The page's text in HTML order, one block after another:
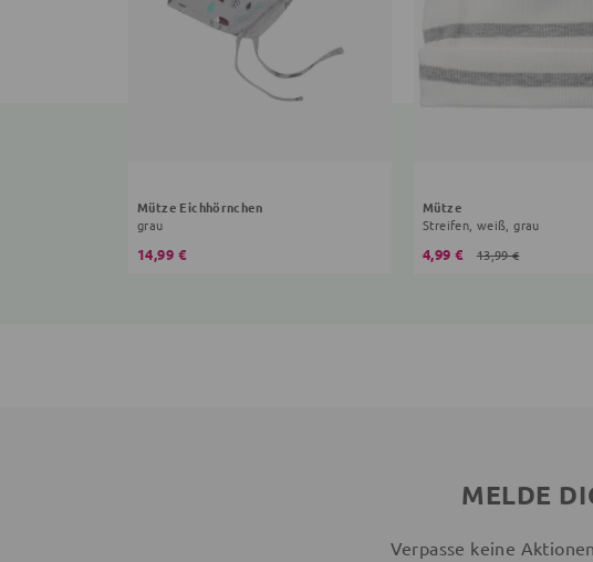
Mütze Eichhörnchen
grau
14,99 €
Mütze
Streifen, weiß, grau
4,99 € 13,99 €
MELDE
Verpasse keine